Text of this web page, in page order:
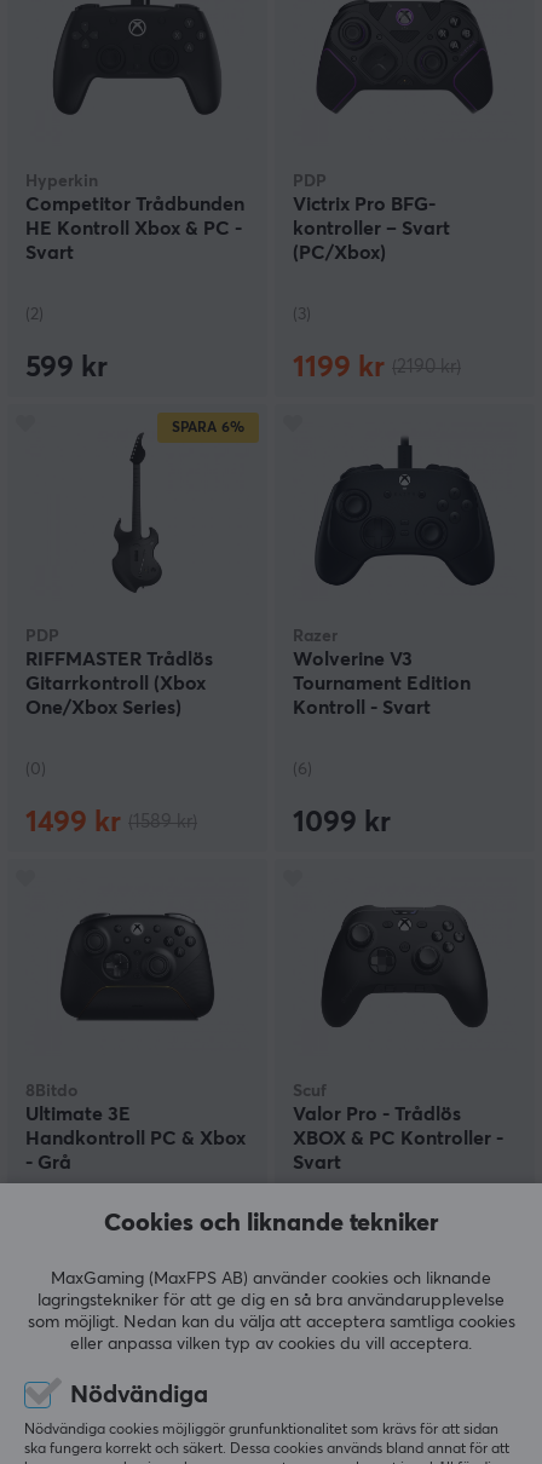
Hyperkin
Competitor Trådbunden
HE Kontroll Xbox & PC -
Svart
(2)
599 kr
PDP
Victrix Pro BFG-
kontroller – Svart
(PC/Xbox)
(3)
1199 kr
SPARA 6%
PDP
RIFFMASTER Trådlös
Gitarrkontroll (Xbox
One/Xbox Series)
(0)
1499 kr
Razer
Wolverine V3
Tournament Edition
Kontroll - Svart
(6)
1099 kr
8Bitdo
Ultimate 3E
Handkontroll PC & Xbox
- Grå
1490 kr
Scuf
Valor Pro - Trådlös
XBOX & PC Kontroller -
Svart
(0)
2199 kr
SPARA
Cookies och liknande tekniker
MaxGaming (MaxFPS AB) använder cookies och liknande
lagringstekniker för att ge dig en så bra användarupplevelse
som möjligt. Nedan kan du välja att acceptera samtliga cookies
eller anpassa vilken typ av cookies du vill acceptera.
Nödvändiga
Nödvändiga cookies möjliggör grunfunktionalitet som krävs för att sidan
ska fungera korrekt och säkert. Dessa cookies används bland annat för att